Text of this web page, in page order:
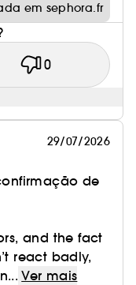
em sephora.fr
0
29/07/2026
de
and the fact
react badly,
Ver mais